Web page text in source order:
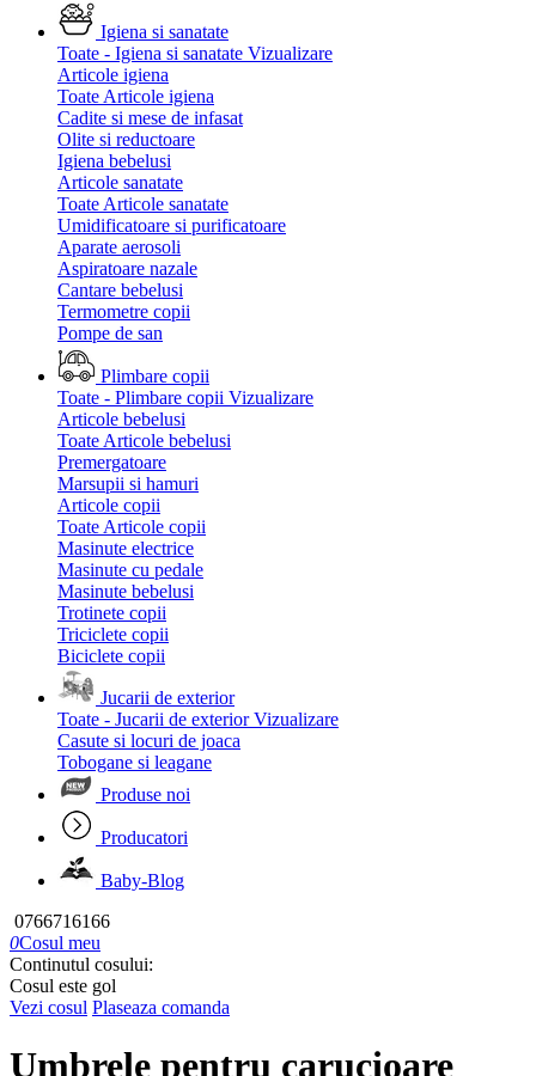
Igiena si sanatate
Toate - Igiena si sanatate Vizualizare
Articole igiena
Toate Articole igiena
Cadite si mese de infasat
Olite si reductoare
Igiena bebelusi
Articole sanatate
Toate Articole sanatate
Umidificatoare si purificatoare
Aparate aerosoli
Aspiratoare nazale
Cantare bebelusi
Termometre copii
Pompe de san
Plimbare copii
Toate - Plimbare copii Vizualizare
Articole bebelusi
Toate Articole bebelusi
Premergatoare
Marsupii si hamuri
Articole copii
Toate Articole copii
Masinute electrice
Masinute cu pedale
Masinute bebelusi
Trotinete copii
Triciclete copii
Biciclete copii
Jucarii de exterior
Toate - Jucarii de exterior Vizualizare
Casute si locuri de joaca
Tobogane si leagane
Produse noi
Producatori
Baby-Blog
0766716166
0Cosul meu
Continutul cosului:
Cosul este gol
Vezi cosul Plaseaza comanda
Umbrele pentru carucioare